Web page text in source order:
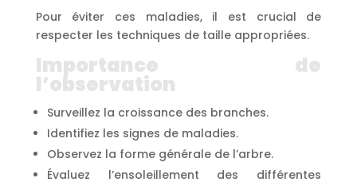
Pour éviter ces maladies, il est crucial de
respecter les techniques de taille appropriées.
Importance de
l’observation
Surveillez la croissance des branches.
Identifiez les signes de maladies.
Observez la forme générale de l’arbre.
Évaluez l’ensoleillement des différentes